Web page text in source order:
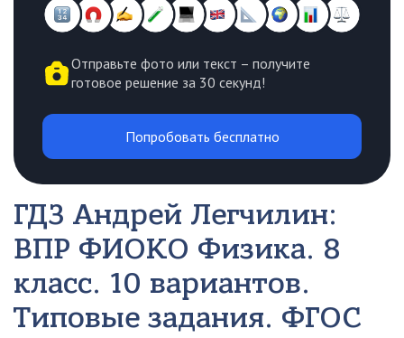
Отправьте фото или текст – получите
готовое решение за 30 секунд!
Попробовать бесплатно
ГДЗ Андрей Легчилин:
ВПР ФИОКО Физика. 8
класс. 10 вариантов.
Типовые задания. ФГОС